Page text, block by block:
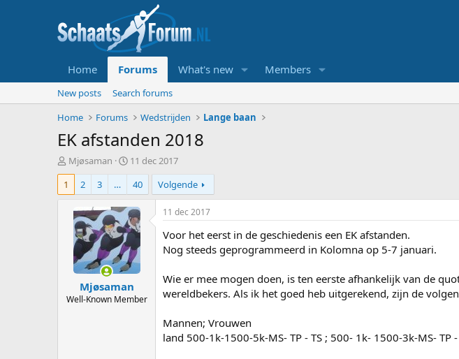
Home Forums What's new Members
New posts
Search forums
Home
Forums Wedstrijden Lange baan
EK afstanden 2018
T
o
i
r
Mjøsaman
S
t
a
r
t
d
a
t
u
m
11 dec 2017
1
2 3 … 40 Volgende
Mjøsaman
Well-Known Member
11 dec 2017
Voor het eerst in de geschiedenis een EK afstanden.
Nog steeds geprogrammeerd in Kolomna op 5-7 januari.
Wie er mee mogen doen, is ten eerste afhankelijk van de
wereldbekers. Als ik het goed heb uitgerekend, zijn de
Mannen; Vrouwen
land 500-1k-1500-5k-MS- TP - TS ; 500- 1k- 1500-3k-MS- TP -